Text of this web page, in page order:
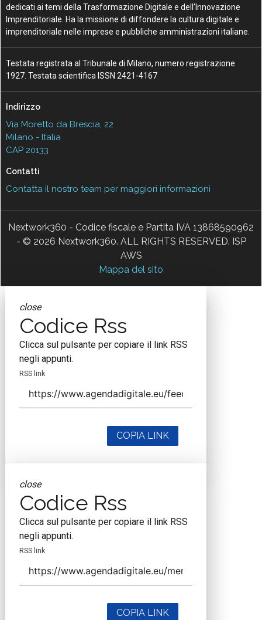
dedicati ai temi della Trasformazione Digitale e dell’Innovazione
Imprenditoriale. Ha la missione di diffondere la cultura digitale e
imprenditoriale nelle imprese e pubbliche amministrazioni italiane.
Testata registrata al Tribunale di Milano, numero registrazione
1927. Testata scientifica ISSN 2421-4167
Indirizzo
Via Moretto da Brescia, 22
Milano - Italia
CAP 20133
Contatti
Contatta il nostro team per maggiori informazioni
Nextwork360 - Codice fiscale e Partita IVA 13868590962
- © 2026 Nextwork360. ALL RIGHTS RESERVED. ISP
AWS
Mappa del sito
close
Codice Rss
Clicca sul pulsante per copiare il link RSS
negli appunti.
RSS link
COPIA LINK
close
Codice Rss
Clicca sul pulsante per copiare il link RSS
negli appunti.
RSS link
COPIA LINK